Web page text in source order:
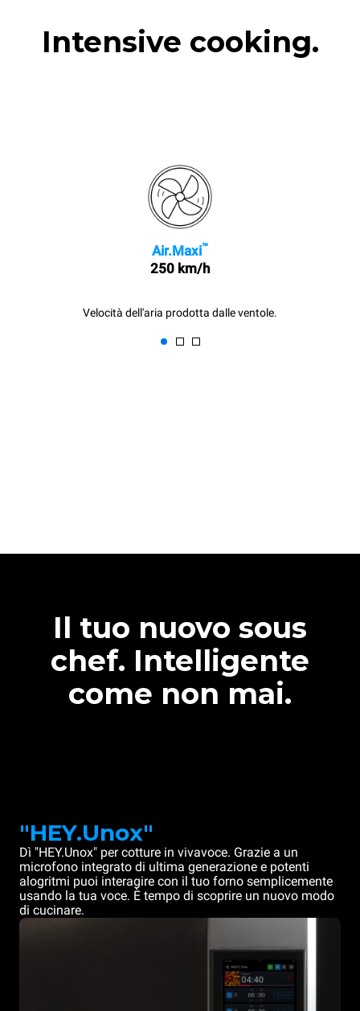
Intensive cooking.
Air.Maxi™
250 km/h
Velocità dell'aria prodotta dalle ventole.
Il tuo nuovo sous
chef. Intelligente
come non mai.
"HEY.Unox"
Dì "HEY.Unox" per cotture in vivavoce. Grazie a un
microfono integrato di ultima generazione e potenti
alogritmi puoi interagire con il tuo forno semplicemente
usando la tua voce. È tempo di scoprire un nuovo modo
di cucinare.